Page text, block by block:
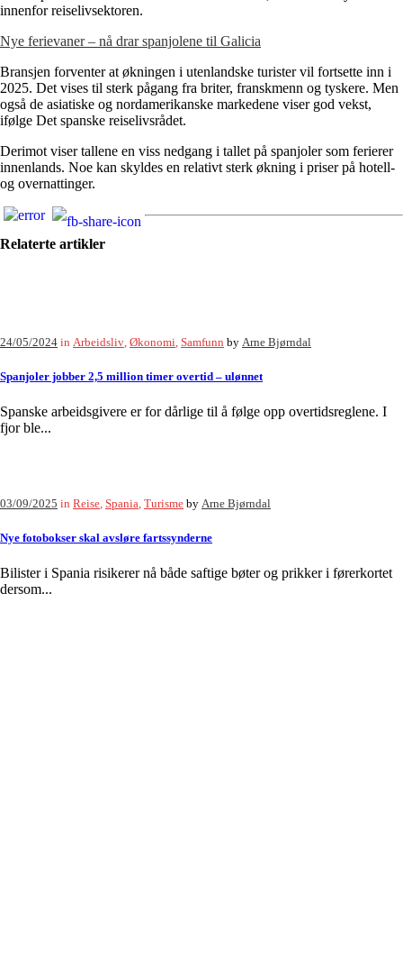
innenfor reiselivsektoren.
Nye ferievaner – nå drar spanjolene til Galicia
Bransjen forventer at økningen i utenlandske turister vil fortsette inn i
2025. Det vises til sterk pågang fra briter, franskmenn og tyskere. Men
også de asiatiske og nordamerikanske markedene viser god vekst,
ifølge Det spanske reiselivsrådet.
Derimot viser tallene en viss nedgang i tallet på spanjoler som ferierer
innenlands. Noe kan skyldes en relativt sterk økning i priser på hotell-
og overnattinger.
Relaterte artikler
24/05/2024 in Arbeidsliv Økonomi Samfunn by Arne Bjørndal
Spanjoler jobber 2,5 million timer overtid – ulønnet
Spanske arbeidsgivere er for dårlige til å følge opp overtidsreglene. I
fjor ble...
03/09/2025 in Reise, Spania, Turisme by Arne Bjørndal
Nye fotobokser skal avsløre fartssynderne
Bilister i Spania risikerer nå både saftige bøter og prikker i førerkortet
dersom...